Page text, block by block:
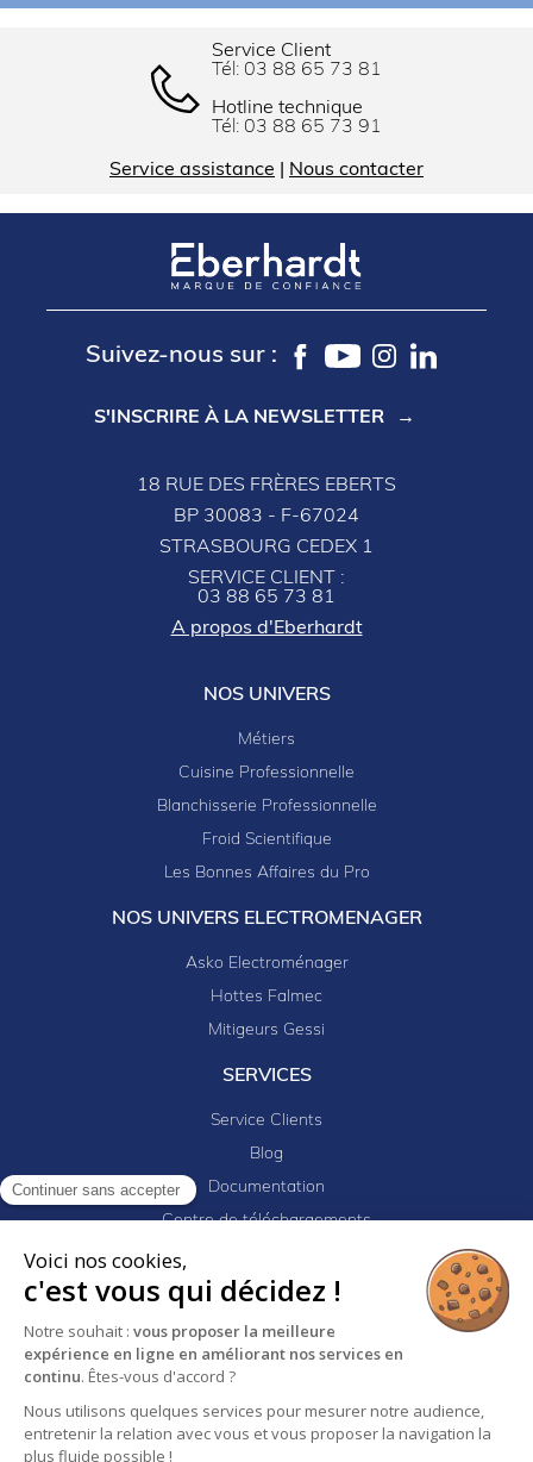
Continuer sans accepter
Voici nos cookies,
c'est vous qui décidez !
Notre souhait : vous proposer la meilleure
expérience en ligne en améliorant nos services en
continu. Êtes-vous d'accord ?
Nous utilisons quelques services pour mesurer notre audience,
entretenir la relation avec vous et vous proposer la navigation la
plus fluide possible !
Service Client
Tél: 03 88 65 73 81
Hotline technique
Tél: 03 88 65 73 91
Service assistance Nous contacter
Suivez-nous sur :
S'INSCRIRE À LA NEWSLETTER
18 RUE DES FRÈRES EBERTS
BP 30083 - F-67024
STRASBOURG CEDEX 1
SERVICE CLIENT :
03 88 65 73 81
A propos d'Eberhardt
NOS UNIVERS
Métiers
Cuisine Professionnelle
Blanchisserie Professionnelle
Froid Scientifique
Les Bonnes Affaires du Pro
NOS UNIVERS ELECTROMENAGER
Asko Electroménager
Hottes Falmec
Mitigeurs Gessi
SERVICES
Service Clients
Blog
Documentation
Centre de téléchargements
Newsletter
Logiciel EJ32
Mentions légales
Politique de confidentialité
Conditions générales de vente